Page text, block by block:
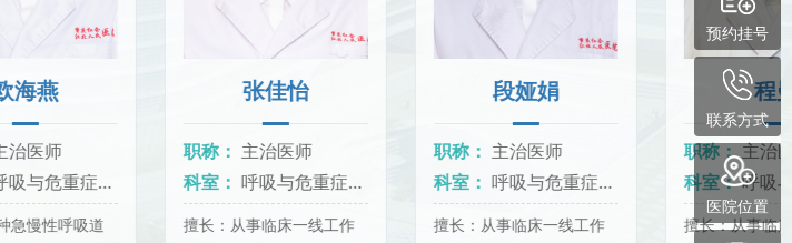
预约挂号
联系方式
医院位置
主治医师
科室：
呼吸与危重症医学科
擅长：从事临床一线工作
主治医师
科室：
呼吸与危重症医学科
擅长：从事临床一线工作
主治医师
科室：
呼吸与危重症医学科
擅长：从事临床工作10余